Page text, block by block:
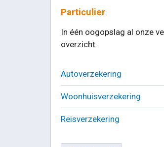
Particulier
In één oogopslag al onze
overzicht.
Autoverzekering
Woonhuisverzekering
Reisverzekering